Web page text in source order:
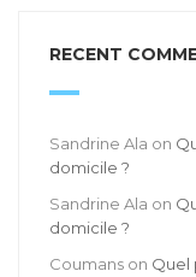
RECENT
Sandrine Ala on
domicile ?
Sandrine Ala on
domicile ?
Coumans on Quel